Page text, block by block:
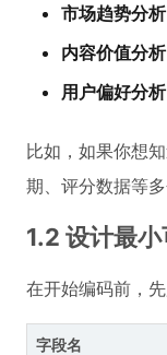
市场趋势分析
内容价值分析
用户偏好分析
比如，如果你想
期、评分数据等
1.2 设计最
在开始编码前，
字段名